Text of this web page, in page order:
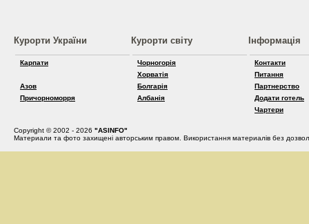
Курорти України
Карпати
Азов
Причорноморря
Курорти світу
Чорногорія
Хорватія
Болгарія
Албанія
Інформація
Контакти
Питання
Партнерство
Додати готель
Чартери
Copyright © 2002 - 2026 "ASINFO"
Материали та фото захищені авторським правом. Використання материалів без